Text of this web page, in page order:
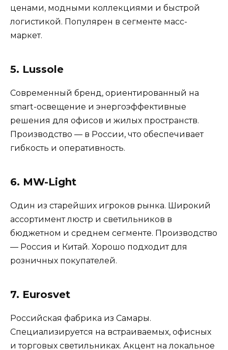
ценами, модными коллекциями и быстрой
логистикой. Популярен в сегменте масс-
маркет.
5. Lussole
Современный бренд, ориентированный на
smart-освещение и энергоэффективные
решения для офисов и жилых пространств.
Производство — в России, что обеспечивает
гибкость и оперативность.
6. MW-Light
Один из старейших игроков рынка. Широкий
ассортимент люстр и светильников в
бюджетном и среднем сегменте. Производство
— Россия и Китай. Хорошо подходит для
розничных покупателей.
7. Eurosvet
Российская фабрика из Самары.
Специализируется на встраиваемых, офисных
и торговых светильниках. Акцент на локальное